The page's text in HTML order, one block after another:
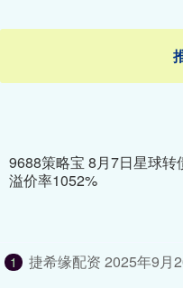
9688策略宝 8月7日星球转
溢价率1052%
1 捷希缘配资 2025年9月